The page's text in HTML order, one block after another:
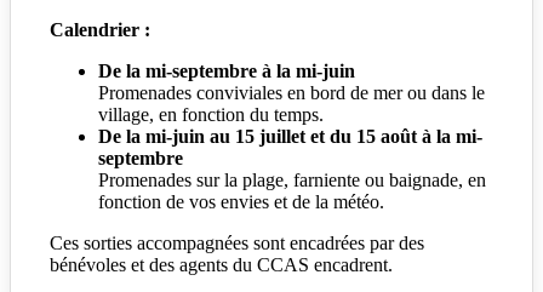
Calendrier :
De la mi-septembre à la mi-juin
Promenades conviviales en bord de mer ou dans le
village, en fonction du temps.
De la mi-juin au 15 juillet et du 15 août à la mi-
septembre
Promenades sur la plage, farniente ou baignade, en
fonction de vos envies et de la météo.
Ces sorties accompagnées sont encadrées par des
bénévoles et des agents du CCAS encadrent.